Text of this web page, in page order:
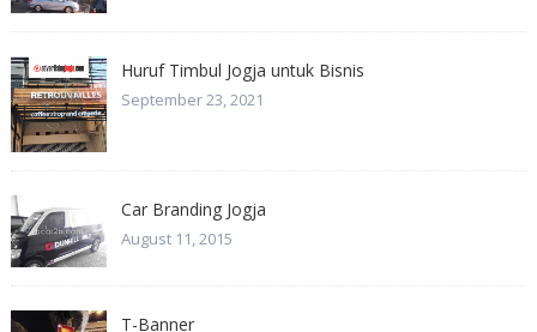
Huruf Timbul Jogja untuk Bisnis
September 23, 2021
Car Branding Jogja
August 11, 2015
T-Banner